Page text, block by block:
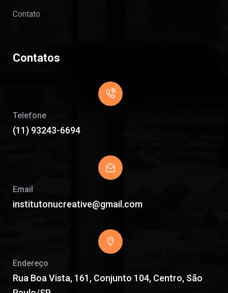
Contato
Contatos
Telefone
(11) 93243-6694
Email
institutonucreative@gmail.com
Endereço
Rua Boa Vista, 161, Conjunto 104, Centro, São